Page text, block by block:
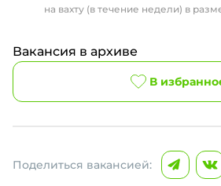
на вахту (в течение недели) в
Вакансия в архиве
В
Поделиться вакансией: